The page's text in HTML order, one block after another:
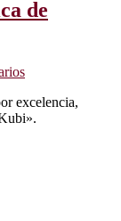
de
excelencia,